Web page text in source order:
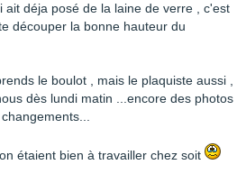
ait déja posé de la laine de verre , c'est
découper la bonne hauteur du
le boulot , mais le plaquiste aussi ,
dès lundi matin ...encore des photos
étaient bien à travailler chez soit